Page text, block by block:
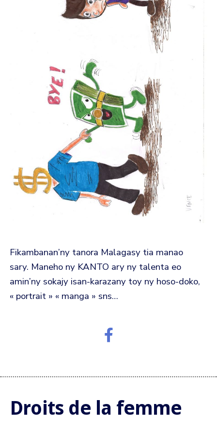
Fikambanan’ny tanora Malagasy tia manao
sary. Maneho ny KANTO ary ny talenta eo
amin’ny sokajy isan-karazany toy ny hoso-doko,
« portrait » « manga » sns…
Droits de la femme